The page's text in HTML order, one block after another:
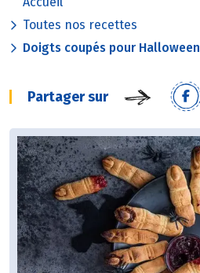
Toutes nos recettes
Doigts coupés pour Halloween
Partager sur